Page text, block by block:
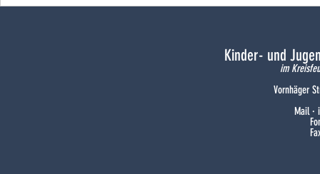
Kinder- und
im
Vornhäger
Mail ·